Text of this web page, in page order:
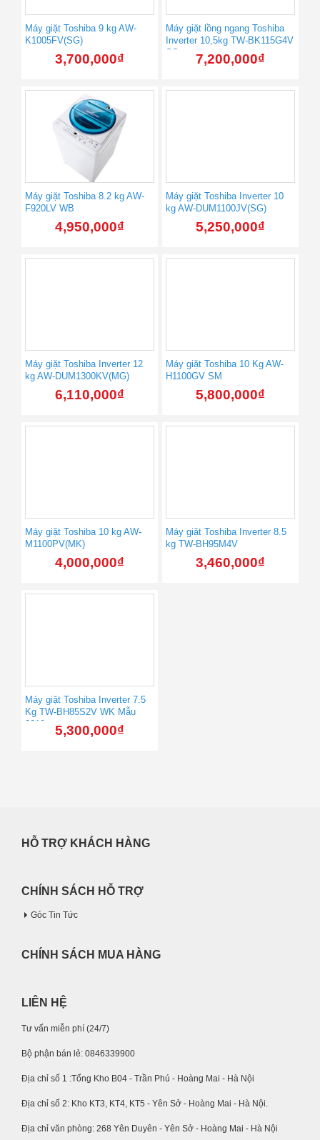
Máy giặt Toshiba 9 kg AW-
K1005FV(SG)
3,700,000₫
Máy giặt lồng ngang Toshiba
Inverter 10,5kg TW-BK115G4V
SS
7,200,000₫
Máy giặt Toshiba 8.2 kg AW-
F920LV WB
4,950,000₫
Máy giặt Toshiba Inverter 10
kg AW-DUM1100JV(SG)
5,250,000₫
Máy giặt Toshiba Inverter 12
kg AW-DUM1300KV(MG)
6,110,000₫
Máy giặt Toshiba 10 Kg AW-
H1100GV SM
5,800,000₫
Máy giặt Toshiba 10 kg AW-
M1100PV(MK)
4,000,000₫
Máy giặt Toshiba Inverter 8.5
kg TW-BH95M4V
3,460,000₫
Máy giặt Toshiba Inverter 7.5
Kg TW-BH85S2V WK Mẫu
2019
5,300,000₫
HỖ TRỢ KHÁCH HÀNG
CHÍNH SÁCH HỖ TRỢ
Góc Tin Tức
CHÍNH SÁCH MUA HÀNG
LIÊN HỆ
Tư vấn miễn phí (24/7)
Bộ phận bán lẻ: 0846339900
Địa chỉ số 1 :Tổng Kho B04 - Trần Phú - Hoàng Mai - Hà Nội
Địa chỉ số 2: Kho KT3, KT4, KT5 - Yên Sở - Hoàng Mai - Hà Nội.
Địa chỉ văn phòng: 268 Yên Duyên - Yên Sở - Hoàng Mai - Hà Nội